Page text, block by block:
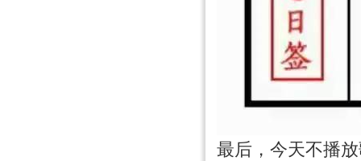
最后，今天不播